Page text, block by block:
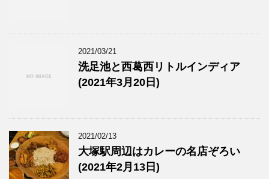
2021/03/21
洗足池と西葛西リトルインディア
(2021年3月20日)
2021/02/13
大塚駅周辺はカレーの名店ぞろい
(2021年2月13日)